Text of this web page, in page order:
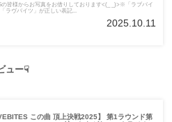
の皆様からお写真をお借りしております<(_ _)>※「ラブバイ
ラヴバイツ」が正しい表記...
2025.10.11
ュー☟
この曲 頂上決戦2025】 第1ラウンド第